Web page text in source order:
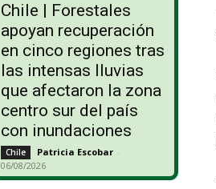
Chile | Forestales
apoyan recuperación
en cinco regiones tras
las intensas lluvias
que afectaron la zona
centro sur del país
con inundaciones
Chile Patricia Escobar -
06/08/2026